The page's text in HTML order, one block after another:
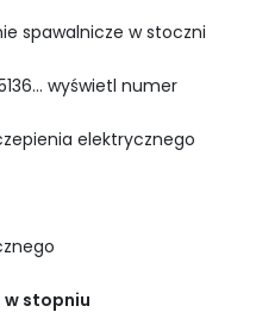
spawalnicze w stoczni
wyświetl numer
elektrycznego
w stopniu